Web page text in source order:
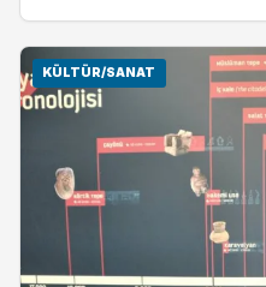
KÜLTÜR/SANAT